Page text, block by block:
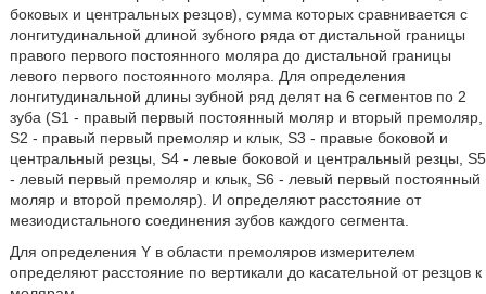
боковых и центральных резцов), сумма которых сравнивается с
лонгитудинальной длиной зубного ряда от дистальной границы
правого первого постоянного моляра до дистальной границы
левого первого постоянного моляра. Для определения
лонгитудинальной длины зубной ряд делят на 6 сегментов по 2
зуба (S1 - правый первый постоянный моляр и вторый премоляр,
S2 - правый первый премоляр и клык, S3 - правые боковой и
центральный резцы, S4 - левые боковой и центральный резцы, S5
- левый первый премоляр и клык, S6 - левый первый постоянный
моляр и второй премоляр). И определяют расстояние от
мезиодистального соединения зубов каждого сегмента.
Для определения Y в области премоляров измерителем
определяют расстояние по вертикали до касательной от резцов к